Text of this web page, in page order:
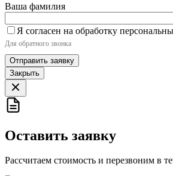
Ваша фамилия
Я согласен на обработку
Для обратного звонка
Отправить заявку
Закрыть
Оставить заявку
Рассчитаем стоимость и перезвоним в